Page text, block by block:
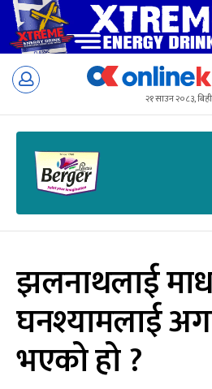
Skip
२१ साउन २०८३,
झलनाथलाई
घनश्यामलाई
भएको हो ?